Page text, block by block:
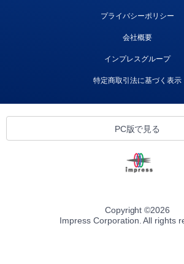
プライバシーポリシー
会社概要
インプレスグループ
特定商取引法に基づく表示
PC版で見る
Copyright ©2026
Impress Corporation. All rights